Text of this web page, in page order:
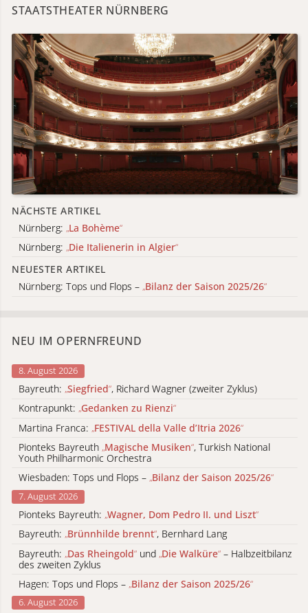
STAATSTHEATER NÜRNBERG
NÄCHSTE ARTIKEL
Nürnberg: „La Bohème“
Nürnberg: „Die Italienerin in Algier“
NEUESTER ARTIKEL
Nürnberg: Tops und Flops – „Bilanz der Saison 2025/26“
NEU IM OPERNFREUND
8. August 2026
Bayreuth: „Siegfried“, Richard Wagner (zweiter Zyklus)
Kontrapunkt: „Gedanken zu Rienzi“
Martina Franca: „FESTIVAL della Valle d’Itria 2026“
Pionteks Bayreuth „Magische Musiken“, Turkish National
Youth Philharmonic Orchestra
Wiesbaden: Tops und Flops – „Bilanz der Saison 2025/26“
7. August 2026
Pionteks Bayreuth: „Wagner, Dom Pedro II. und Liszt“
Bayreuth: „Brünnhilde brennt“, Bernhard Lang
Bayreuth: „Das Rheingold“ und „Die Walküre“ – Halbzeitbilanz
des zweiten Zyklus
Hagen: Tops und Flops – „Bilanz der Saison 2025/26“
6. August 2026